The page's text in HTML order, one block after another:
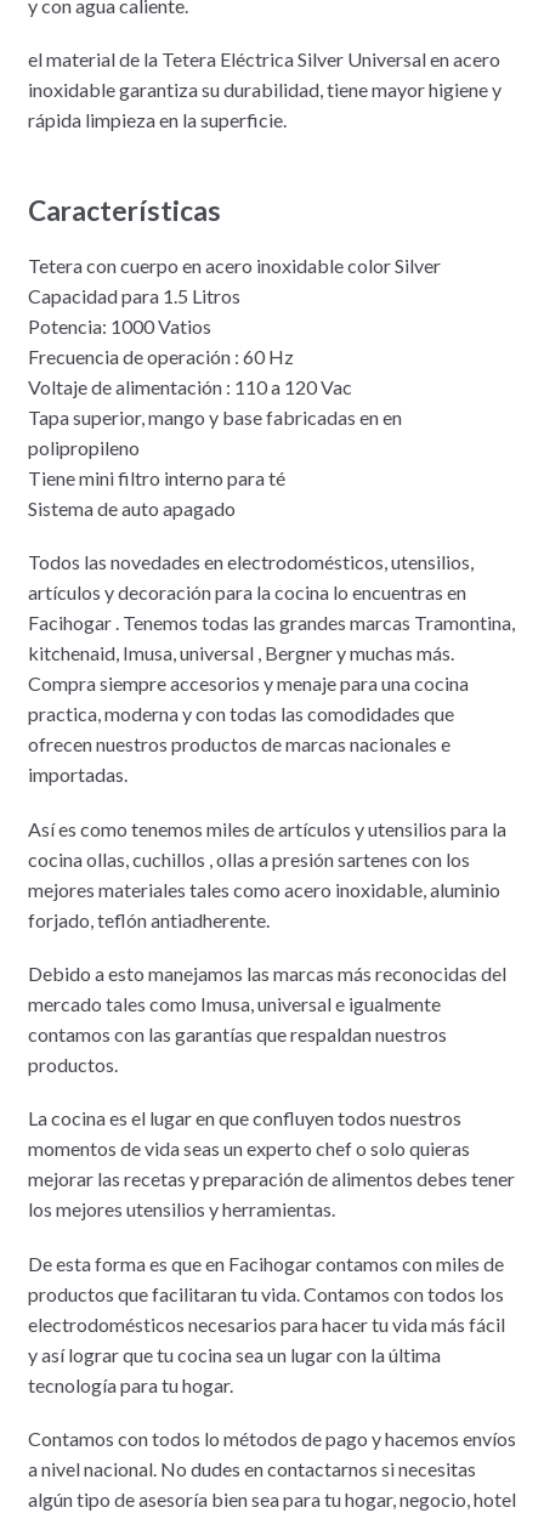
y con agua caliente.
el material de la Tetera Eléctrica Silver Universal en acero
inoxidable garantiza su durabilidad, tiene mayor higiene y
rápida limpieza en la superficie.
Características
Tetera con cuerpo en acero inoxidable color Silver
Capacidad para 1.5 Litros
Potencia: 1000 Vatios
Frecuencia de operación : 60 Hz
Voltaje de alimentación : 110 a 120 Vac
Tapa superior, mango y base fabricadas en en
polipropileno
Tiene mini filtro interno para té
Sistema de auto apagado
Todos las novedades en electrodomésticos, utensilios,
artículos y decoración para la cocina lo encuentras en
Facihogar . Tenemos todas las grandes marcas Tramontina,
kitchenaid, Imusa, universal , Bergner y muchas más.
Compra siempre accesorios y menaje para una cocina
practica, moderna y con todas las comodidades que
ofrecen nuestros productos de marcas nacionales e
importadas.
Así es como tenemos miles de artículos y utensilios para la
cocina ollas, cuchillos , ollas a presión sartenes con los
mejores materiales tales como acero inoxidable, aluminio
forjado, teflón antiadherente.
Debido a esto manejamos las marcas más reconocidas del
mercado tales como Imusa, universal e igualmente
contamos con las garantías que respaldan nuestros
productos.
La cocina es el lugar en que confluyen todos nuestros
momentos de vida seas un experto chef o solo quieras
mejorar las recetas y preparación de alimentos debes tener
los mejores utensilios y herramientas.
De esta forma es que en Facihogar contamos con miles de
productos que facilitaran tu vida. Contamos con todos los
electrodomésticos necesarios para hacer tu vida más fácil
y así lograr que tu cocina sea un lugar con la última
tecnología para tu hogar.
Contamos con todos lo métodos de pago y hacemos envíos
a nivel nacional. No dudes en contactarnos si necesitas
algún tipo de asesoría bien sea para tu hogar, negocio, hotel